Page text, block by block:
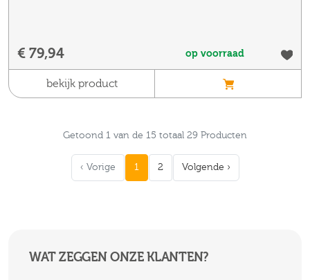
€ 79,94 op voorraad
bekijk product
Getoond 1 van de 15 totaal 29 Producten
‹ Vorige 1 2 Volgende ›
WAT ZEGGEN ONZE KLANTEN?